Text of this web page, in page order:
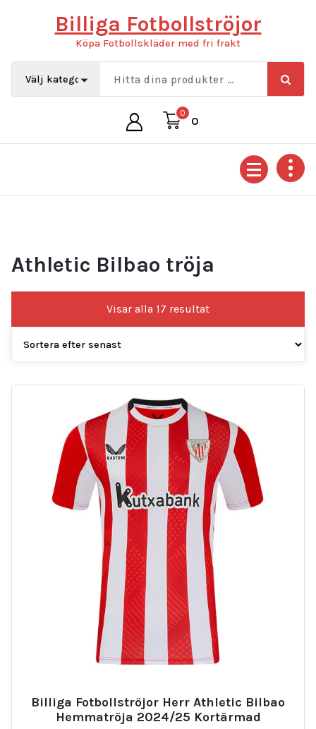
Billiga Fotbollströjor
Köpa Fotbollskläder med fri frakt
0
0
Athletic Bilbao tröja
Visar alla 17 resultatSortera
efter
Billiga Fotbollströjor Herr Athletic Bilbao
Hemmatröja 2024/25 Kortärmad